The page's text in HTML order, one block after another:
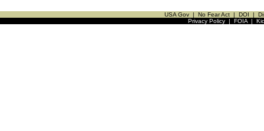
USA Gov | No Fear Act | DOI |
Privacy Policy| FOIA|